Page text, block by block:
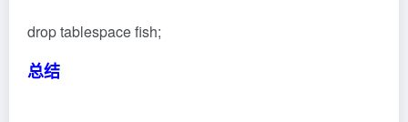
drop tablespace fish;
总结